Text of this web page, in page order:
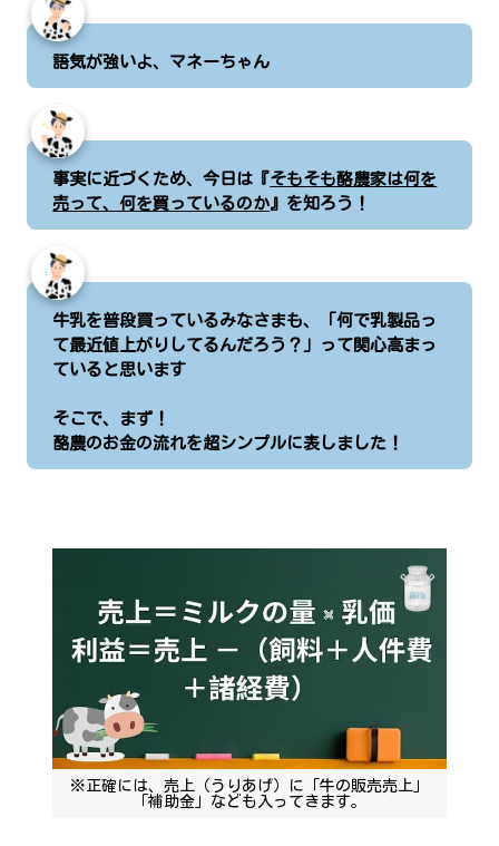
語気が強いよ、マネーちゃん
事実に近づくため、今日は『そもそも酪農家は何を
売って、何を買っているのか』を知ろう！
牛乳を普段買っているみなさまも、「何で乳製品っ
て最近値上がりしてるんだろう？」って関心高まっ
ていると思います
そこで、まず！
酪農のお金の流れを超シンプルに表しました！
※正確には、売上（うりあげ）に「牛の販売売上」
「補助金」なども入ってきます。